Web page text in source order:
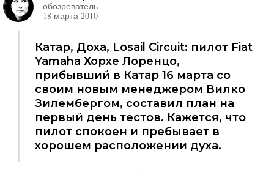
обозреватель
18 марта 2010
Катар, Доха, Losail Circuit: пилот Fiat
Yamaha Хорхе Лоренцо,
прибывший в Катар 16 марта со
своим новым менеджером Вилко
Зилембергом, составил план на
первый день тестов. Кажется, что
пилот спокоен и пребывает в
хорошем расположении духа.